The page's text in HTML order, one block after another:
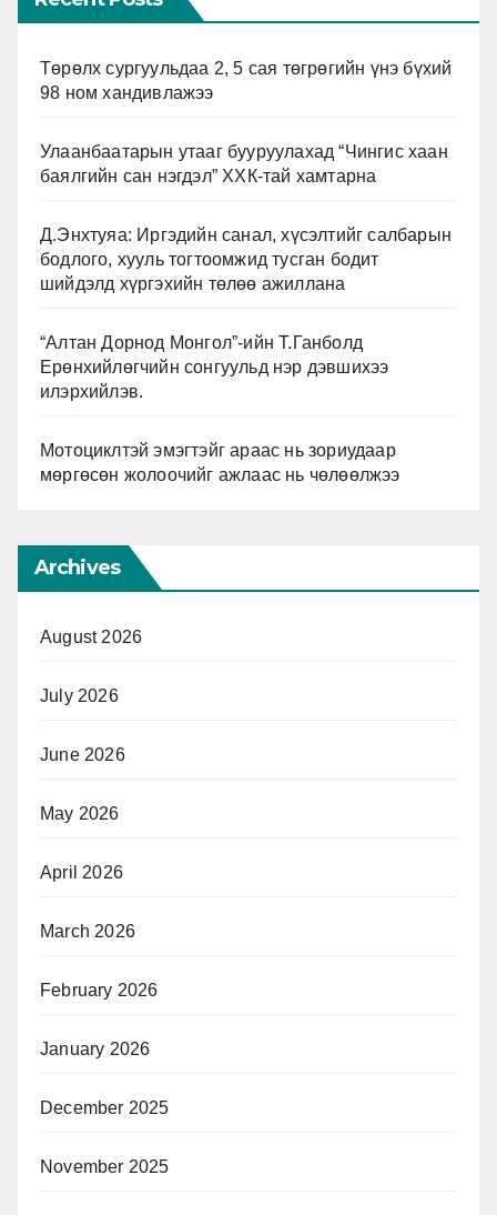
Төрөлх сургуульдаа 2, 5 сая төгрөгийн үнэ бүхий
98 ном хандивлажээ
Улаанбаатарын утааг бууруулахад “Чингис хаан
баялгийн сан нэгдэл” ХХК-тай хамтарна
Д.Энхтуяа: Иргэдийн санал, хүсэлтийг салбарын
бодлого, хууль тогтоомжид тусган бодит
шийдэлд хүргэхийн төлөө ажиллана
“Алтан Дорнод Монгол”-ийн Т.Ганболд
Ерөнхийлөгчийн сонгуульд нэр дэвшихээ
илэрхийлэв.
Мотоциклтэй эмэгтэйг араас нь зориудаар
мөргөсөн жолоочийг ажлаас нь чөлөөлжээ
Archives
August 2026
July 2026
June 2026
May 2026
April 2026
March 2026
February 2026
January 2026
December 2025
November 2025